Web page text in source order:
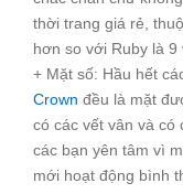
thời trang giá rẻ,
hơn so với Ruby là 9
+ Mặt số: Hầu hết
Crown đều là mặt
có các vết vân và có
các bạn yên tâm vì
mới hoạt động bình